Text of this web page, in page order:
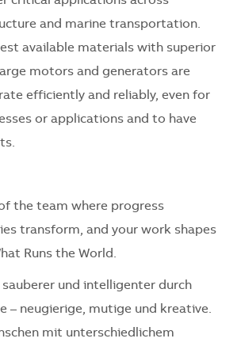
and marine transportation.
available materials with superior
motors and generators are
efficiently and reliably, even for
or applications and to have
the team where progress
transform, and your work shapes
Runs the World.
und intelligenter durch
– neugierige, mutige und kreative.
mit unterschiedlichem